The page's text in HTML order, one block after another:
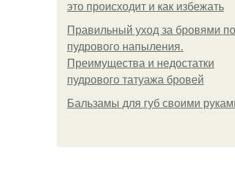
это происходит и как избежать
Правильный уход за бровями
пудрового напыления.
Преимущества и недостатки
пудрового татуажа бровей
Бальзамы для губ своими